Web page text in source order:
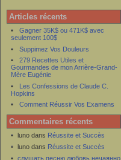
Articles récents
Gagner 35K$ ou 471K$ avec
seulement 100$
Suppimez Vos Douleurs
279 Recettes Utiles et
Gourmandes de mon Arrière-Grand-
Mère Eugénie
Les Confessions de Claude C.
Hopkins
Comment Réussir Vos Examens
Commentaires récents
luno dans Réussite et Succès
luno dans Réussite et Succès
слушать песню любовь нечаянно